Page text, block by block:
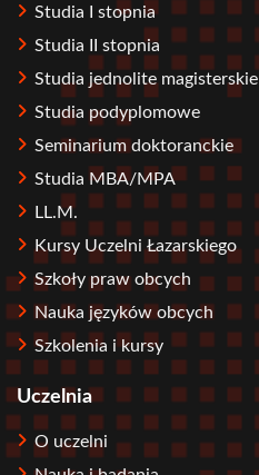
Studia I stopnia
Studia II stopnia
Studia jednolite magisterskie
Studia podyplomowe
Seminarium doktoranckie
Studia MBA/MPA
LL.M.
Kursy Uczelni Łazarskiego
Szkoły praw obcych
Nauka języków obcych
Szkolenia i kursy
Uczelnia
O uczelni